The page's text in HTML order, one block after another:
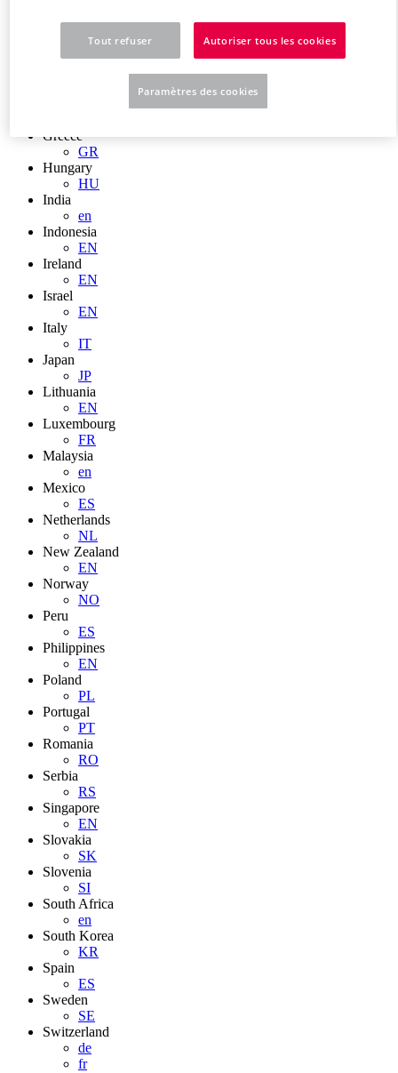
Finland
FI
France
Greece
GR
Hungary
HU
India
en
Indonesia
EN
Ireland
EN
Israel
EN
Italy
IT
Japan
JP
Lithuania
EN
Luxembourg
FR
Malaysia
en
Mexico
ES
Netherlands
NL
New Zealand
EN
Norway
NO
Peru
ES
Philippines
EN
Poland
PL
Portugal
PT
Romania
RO
Serbia
RS
Singapore
EN
Slovakia
SK
Slovenia
SI
South Africa
en
South Korea
KR
Spain
ES
Sweden
SE
Switzerland
de
fr
Tout refuser Autoriser tous les cookies
Paramètres des cookies